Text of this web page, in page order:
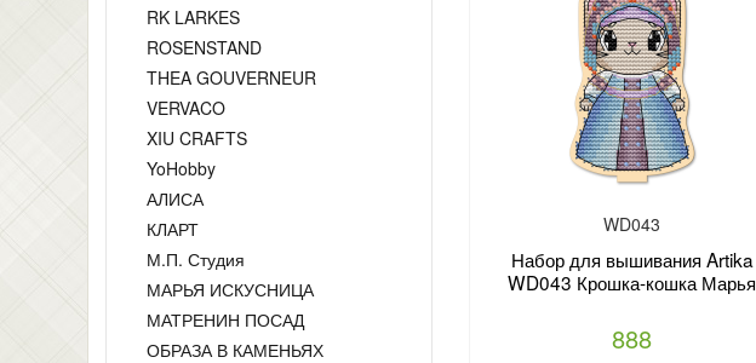
RK LARKES
ROSENSTAND
THEA GOUVERNEUR
VERVACO
XIU CRAFTS
YoHobby
АЛИСА
КЛАРТ
М.П. Студия
МАРЬЯ ИСКУСНИЦА
МАТРЕНИН ПОСАД
ОБРАЗА В КАМЕНЬЯХ
WD043
Набор для вышивания Artika
WD043 Крошка-кошка Марья
888